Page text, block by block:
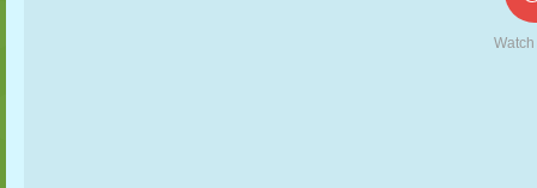
TRULL